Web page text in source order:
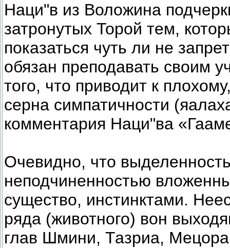
Наци"в из Воложина
затронутых Торой тем,
показаться чуть ли не
обязан преподавать своим
того, что приводит к
серна симпатичности
комментария Наци"ва
Очевидно, что
неподчиненностью
существо, инстинктами.
ряда (животного) вон
глав Шмини, Тазриа,